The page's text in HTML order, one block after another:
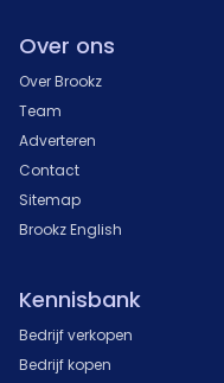
Over ons
Over Brookz
Team
Adverteren
Contact
Sitemap
Brookz English
Kennisbank
Bedrijf verkopen
Bedrijf kopen